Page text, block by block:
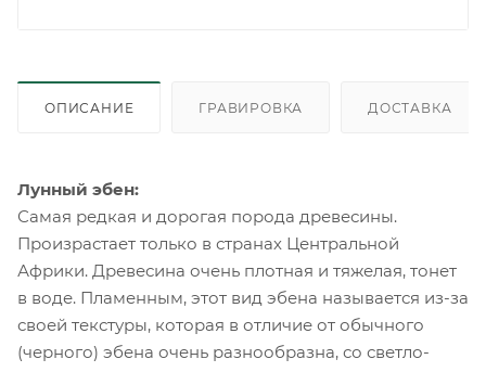
ОПИСАНИЕ ГРАВИРОВКА ДОСТАВКА
Лунный эбен:
Самая редкая и дорогая порода древесины.
Произрастает только в странах Центральной
Африки. Древесина очень плотная и тяжелая, тонет
в воде. Пламенным, этот вид эбена называется из-за
своей текстуры, которая в отличие от обычного
(черного) эбена очень разнообразна, со светло-